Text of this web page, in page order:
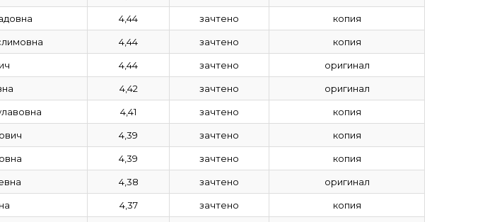
4,44 зачтено копия
4,44 зачтено копия
4,44 зачтено оригинал
4,42 зачтено оригинал
4,41 зачтено копия
4,39 зачтено копия
4,39 зачтено копия
4,38 зачтено оригинал
4,37 зачтено копия